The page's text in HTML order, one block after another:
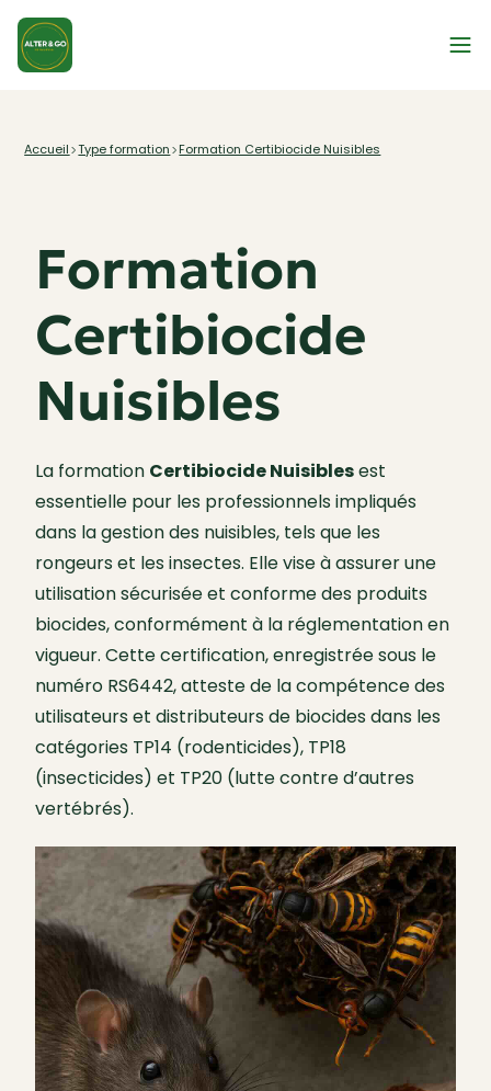
Accueil Type formation Formation Certibiocide Nuisibles
Formation
Certibiocide
Nuisibles
La formation Certibiocide Nuisiblesest
essentielle pour les professionnels impliqués
dans la gestion des nuisibles, tels que les
rongeurs et les insectes. Elle vise à assurer une
utilisation sécurisée et conforme des produits
biocides, conformément à la réglementation en
vigueur. Cette certification, enregistrée sous le
numéro RS6442, atteste de la compétence des
utilisateurs et distributeurs de biocides dans les
catégories TP14 (rodenticides), TP18
(insecticides) et TP20 (lutte contre d’autres
vertébrés).